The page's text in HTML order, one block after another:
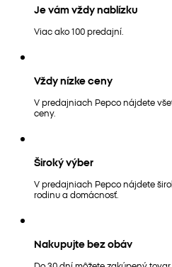
Je vám vždy nablízku
Viac ako 100 predajní.
Vždy nízke ceny
V predajniach Pepco nájdete
ceny.
Široký výber
V predajniach Pepco nájdete
rodinu a domácnosť.
Nakupujte bez obáv